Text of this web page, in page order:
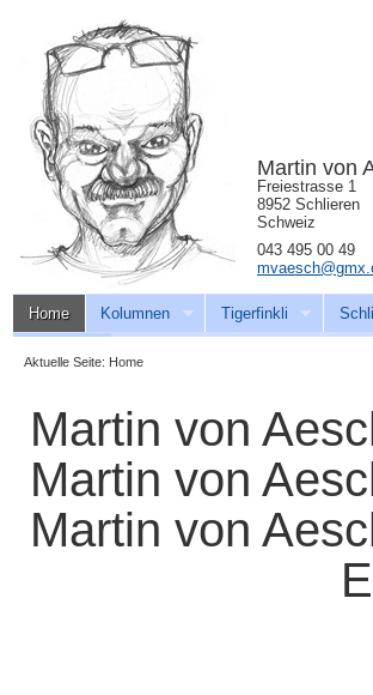
Home Kolumnen Tigerfinkli
Martin von
Freiestrasse 1
8952 Schlieren
Schweiz
043 495 00 49
Aktuelle Seite: Home
Martin von
Martin von
Martin von